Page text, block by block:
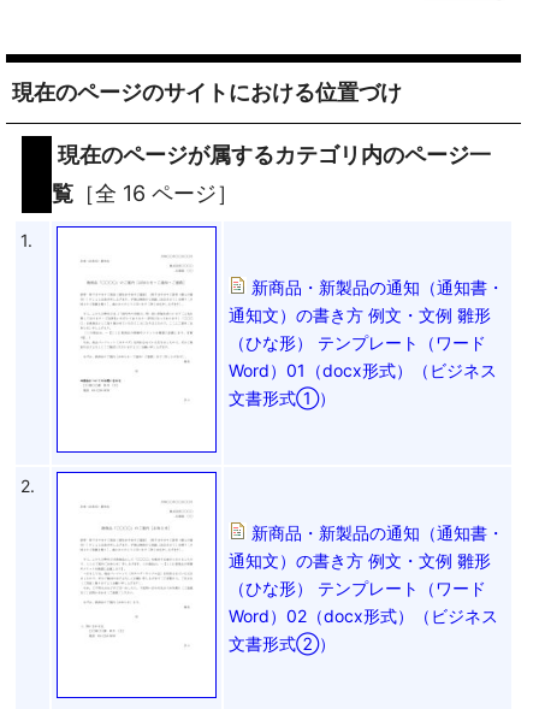
現在のページのサイトにおける位置づけ
現在のページが属するカテゴリ内のページ一
覧 ［全 16 ページ］
1.
新商品・新製品の通知（通知書・
通知文）の書き方 例文・文例 雛形
（ひな形） テンプレート（ワード
Word）01（docx形式）（ビジネス
文書形式①）
2.
新商品・新製品の通知（通知書・
通知文）の書き方 例文・文例 雛形
（ひな形） テンプレート（ワード
Word）02（docx形式）（ビジネス
文書形式②）